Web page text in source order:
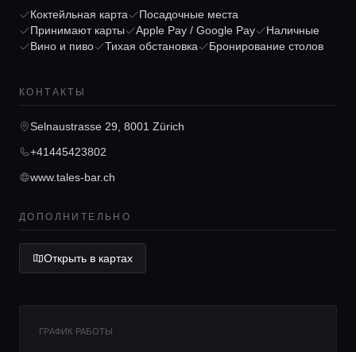
Локации
Гиды
Консьерж сервис
Lifestyle журнал
Коктейльная карта
Посадочные места
Принимают карты
Apple Pay / Google Pay
Наличные
Вино и пиво
Тихая обстановка Бронирование столов
КОНТАКТЫ
Selnaustrasse 29, 8001 Zürich
+41445423802
www.tales-bar.ch
ДОПОЛНИТЕЛЬНО
Открыть в картах
ГРАФИК РАБОТЫ